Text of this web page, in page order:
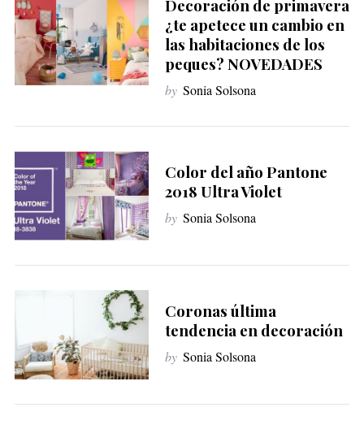
Decoración de primavera
¿te apetece un cambio en
las habitaciones de los
peques? NOVEDADES
by Sonia Solsona
Color del año Pantone
2018 Ultra Violet
by Sonia Solsona
Coronas última
tendencia en decoración
by Sonia Solsona